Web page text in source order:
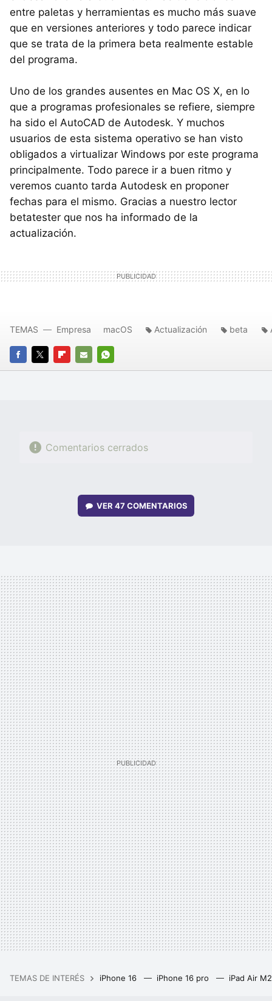
entre paletas y herramientas es mucho más suave
que en versiones anteriores y todo parece indicar
que se trata de la primera beta realmente estable
del programa.
Uno de los grandes ausentes en Mac OS X, en lo
que a programas profesionales se refiere, siempre
ha sido el AutoCAD de Autodesk. Y muchos
usuarios de esta sistema operativo se han visto
obligados a virtualizar Windows por este programa
principalmente. Todo parece ir a buen ritmo y
veremos cuanto tarda Autodesk en proponer
fechas para el mismo. Gracias a nuestro lector
betatester que nos ha informado de la
actualización.
FACEBOOK
TWITTERFLIPBOARD
E-
WHATSAPP
TEMAS Empresa macOS Actualización beta
Comentarios cerrados
VER 47 COMENTARIOS
TEMAS DE INTERÉS iPhone 16 iPhone 16 pro iPad Air